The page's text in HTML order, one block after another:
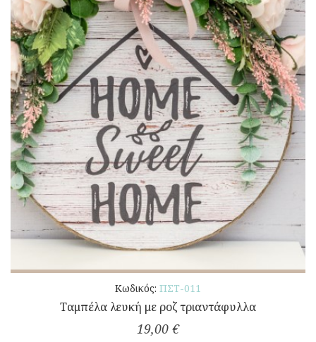
Κωδικός: ΠΣΤ-011
Ταμπέλα λευκή με ροζ τριαντάφυλλα
19,00 €